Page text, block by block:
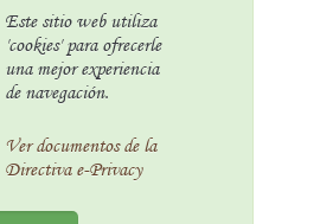
Este sitio web utiliza
'cookies' para ofrecerle
una mejor experiencia
de navegación.
Ver documentos de la
Directiva e-Privacy